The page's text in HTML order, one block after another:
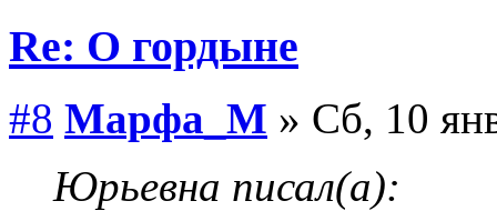
Re: О гордыне
#8 Марфа_М » Сб, 10
Юрьевна писал(а):